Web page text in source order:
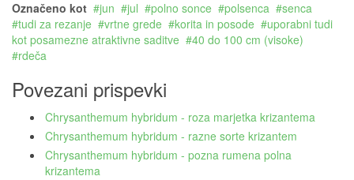
Označeno kot
jun jul polno sonce polsenca
senca
tudi za rezanje
vrtne grede korita in posode
uporabni tudi
kot posamezne atraktivne saditve
40 do 100 cm (visoke)
rdeča
Povezani prispevki
Chrysanthemum hybridum - roza marjetka krizantema
Chrysanthemum hybridum - razne sorte krizantem
Chrysanthemum hybridum - pozna rumena polna
krizantema